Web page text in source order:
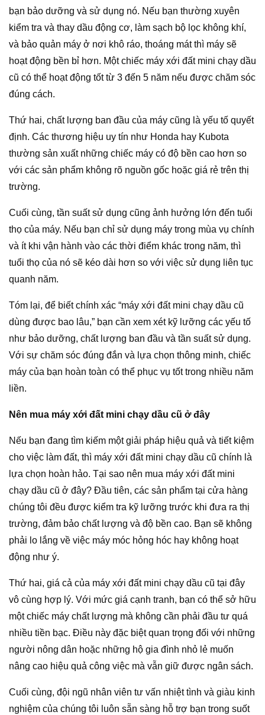
bạn bảo dưỡng và sử dụng nó. Nếu bạn thường xuyên
kiểm tra và thay dầu động cơ, làm sạch bộ lọc không khí,
và bảo quản máy ở nơi khô ráo, thoáng mát thì máy sẽ
hoạt động bền bỉ hơn. Một chiếc máy xới đất mini chạy dầu
cũ có thể hoạt động tốt từ 3 đến 5 năm nếu được chăm sóc
đúng cách.
Thứ hai, chất lượng ban đầu của máy cũng là yếu tố quyết
định. Các thương hiệu uy tín như Honda hay Kubota
thường sản xuất những chiếc máy có độ bền cao hơn so
với các sản phẩm không rõ nguồn gốc hoặc giá rẻ trên thị
trường.
Cuối cùng, tần suất sử dụng cũng ảnh hưởng lớn đến tuổi
thọ của máy. Nếu bạn chỉ sử dụng máy trong mùa vụ chính
và ít khi vận hành vào các thời điểm khác trong năm, thì
tuổi thọ của nó sẽ kéo dài hơn so với việc sử dụng liên tục
quanh năm.
Tóm lại, để biết chính xác “máy xới đất mini chạy dầu cũ
dùng được bao lâu,” bạn cần xem xét kỹ lưỡng các yếu tố
như bảo dưỡng, chất lượng ban đầu và tần suất sử dụng.
Với sự chăm sóc đúng đắn và lựa chọn thông minh, chiếc
máy của bạn hoàn toàn có thể phục vụ tốt trong nhiều năm
liền.
Nên mua máy xới đất mini chạy dầu cũ ở đây
Nếu bạn đang tìm kiếm một giải pháp hiệu quả và tiết kiệm
cho việc làm đất, thì máy xới đất mini chạy dầu cũ chính là
lựa chọn hoàn hảo. Tại sao nên mua máy xới đất mini
chạy dầu cũ ở đây? Đầu tiên, các sản phẩm tại cửa hàng
chúng tôi đều được kiểm tra kỹ lưỡng trước khi đưa ra thị
trường, đảm bảo chất lượng và độ bền cao. Bạn sẽ không
phải lo lắng về việc máy móc hỏng hóc hay không hoạt
động như ý.
Thứ hai, giá cả của máy xới đất mini chạy dầu cũ tại đây
vô cùng hợp lý. Với mức giá cạnh tranh, bạn có thể sở hữu
một chiếc máy chất lượng mà không cần phải đầu tư quá
nhiều tiền bạc. Điều này đặc biệt quan trọng đối với những
người nông dân hoặc những hộ gia đình nhỏ lẻ muốn
nâng cao hiệu quả công việc mà vẫn giữ được ngân sách.
Cuối cùng, đội ngũ nhân viên tư vấn nhiệt tình và giàu kinh
nghiệm của chúng tôi luôn sẵn sàng hỗ trợ bạn trong suốt